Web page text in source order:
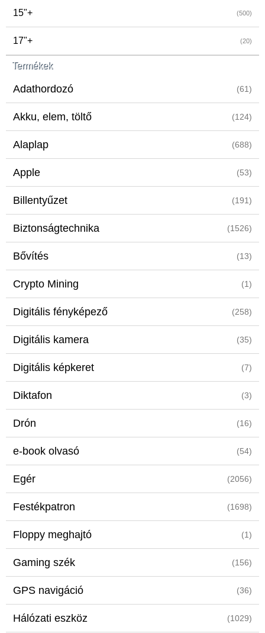
15"+ (500)
17"+ (20)
Termékek
Adathordozó (61)
Akku, elem, töltő (124)
Alaplap (688)
Apple (53)
Billentyűzet (191)
Biztonságtechnika (1526)
Bővítés (13)
Crypto Mining (1)
Digitális fényképező (258)
Digitális kamera (35)
Digitális képkeret (7)
Diktafon (3)
Drón (16)
e-book olvasó (54)
Egér (2056)
Festékpatron (1698)
Floppy meghajtó (1)
Gaming szék (156)
GPS navigáció (36)
Hálózati eszköz (1029)